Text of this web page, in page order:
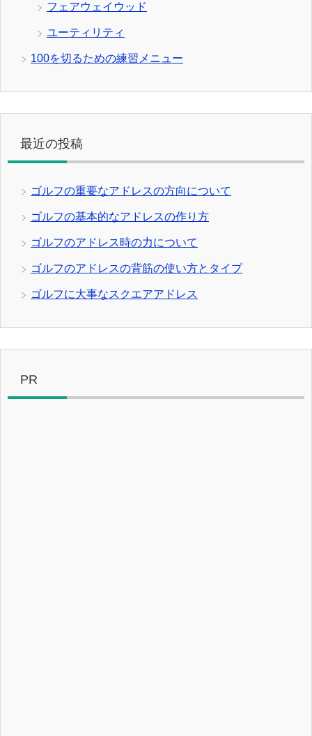
フェアウェイウッド
ユーティリティ
100を切るための練習メニュー
最近の投稿
ゴルフの重要なアドレスの方向について
ゴルフの基本的なアドレスの作り方
ゴルフのアドレス時の力について
ゴルフのアドレスの背筋の使い方とタイプ
ゴルフに大事なスクエアアドレス
PR